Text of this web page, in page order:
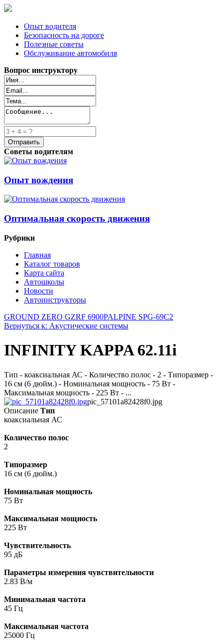
Опыт водителя
Безопасность на дороге
Полезные советы
Обслуживание автомобиля
Вопрос инструктору
Советы водителям
Опыт вождения
Оптимальная скорость движения
Рубрики
Главная
Каталог товаров
Карта сайта
Автошколы
Новости
Автоинструкторы
GROUND ZERO GZRF 6900PALPINE SPG-69C2
Вернуться к: Акустические системы
INFINITY KAPPA 62.11i
Тип - коаксиальная АС - Количество полос - 2 - Типоразмер -
16 см (6 дюйм.) - Номинальная мощность - 75 Вт -
Максимальная мощность - 225 Вт - ...
pic_57101a82428f0.jpg
Описание Тип
коаксиальная АС
Количество полос
2
Типоразмер
16 см (6 дюйм.)
Номинальная мощность
75 Вт
Максимальная мощность
225 Вт
Чувствительность
95 дБ
Параметры измерения чувствительности
2.83 В/м
Минимальная частота
45 Гц
Максимальная частота
25000 Гц